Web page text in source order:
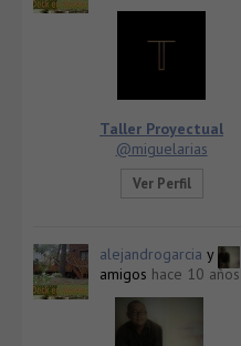
Taller Proyectual
@miguelarias
Ver Perfil
alejandrogarcia y
amigos hace 10 años